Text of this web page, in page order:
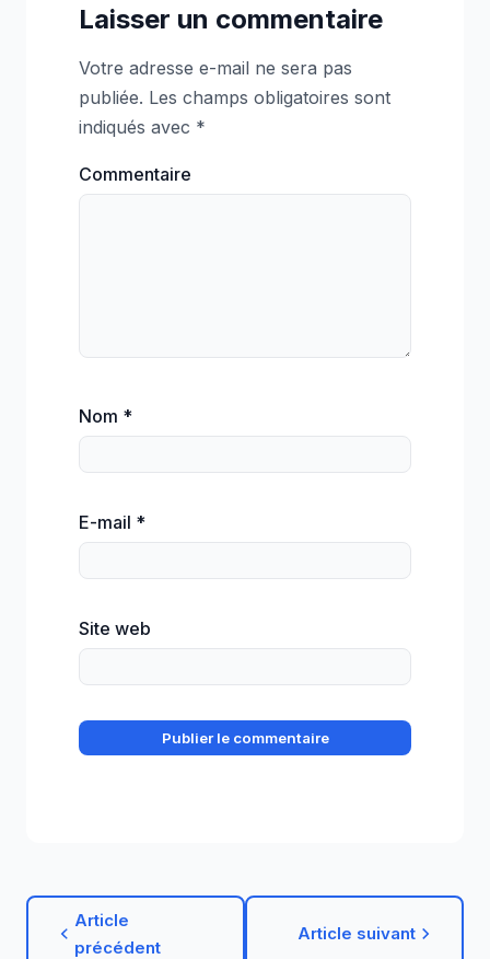
Laisser un commentaire
Votre adresse e-mail ne sera pas
publiée. Les champs obligatoires sont
indiqués avec *
Commentaire
Nom *
E-mail *
Site web
Article
précédent
Article suivant